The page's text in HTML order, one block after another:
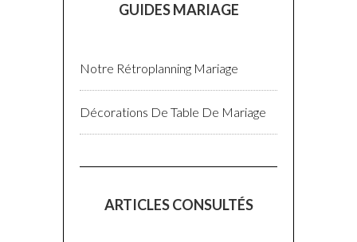
GUIDES MARIAGE
Notre Rétroplanning Mariage
Décorations De Table De Mariage
ARTICLES CONSULTÉS